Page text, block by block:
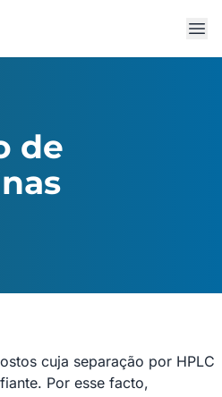
de
cuja separação por HPLC
Por esse facto,